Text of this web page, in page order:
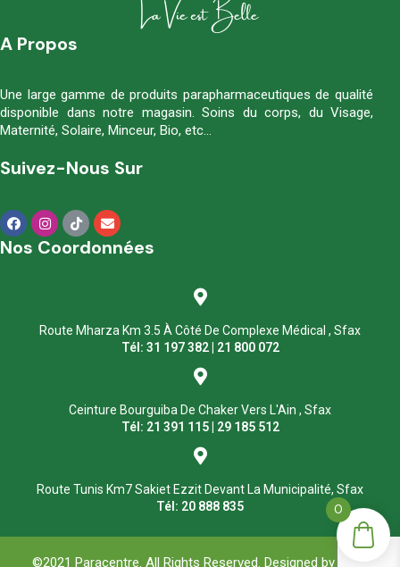
A Propos
Une large gamme de produits parapharmaceutiques de qualité
disponible dans notre magasin. Soins du corps, du Visage,
Maternité, Solaire, Minceur, Bio, etc…
Suivez-Nous Sur
Nos Coordonnées
Route Mharza Km 3.5 À Côté De Complexe Médical , Sfax
Tél: 31 197 382 | 21 800 072
Ceinture Bourguiba De Chaker Vers L'Ain , Sfax
Tél: 21 391 115 | 29 185 512
Route Tunis Km7 Sakiet Ezzit Devant La Municipalité, Sfax
Tél: 20 888 835
©2021 Paracentre. All Rights Reserved. Designed by
0